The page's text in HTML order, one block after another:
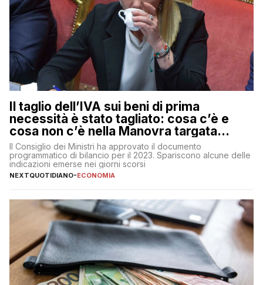
Il taglio dell’IVA sui beni di prima
necessità è stato tagliato: cosa c’è e
cosa non c’è nella Manovra targata
Meloni
Il Consiglio dei Ministri ha approvato il documento
programmatico di bilancio per il 2023. Spariscono alcune delle
indicazioni emerse nei giorni scorsi
NEXTQUOTIDIANO-ECONOMIA